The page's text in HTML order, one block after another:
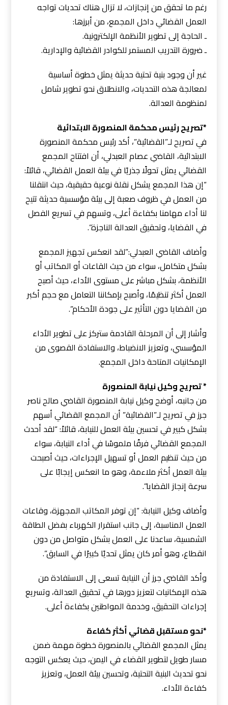
رغم ما تحقق من إنجازات، لا تزال هناك تحديات تواجه
العمل القضائي داخل المجمع، من أبرزها:
ـ الحاجة إلى تطوير الأنظمة الإلكترونية.
ـ ضرورة التدريب المستمر للكوادر القضائية والإدارية.
غير أن وجود بنية تحتية حديثة يمثل خطوة أساسية
لمعالجة هذه التحديات، والانطلاق نحو تطوير شامل
لمنظومة العدالة.
*تصريح رئيس محكمة المنصورة الابتدائية
في تصريح لـ”القضائية”، أكد رئيس محكمة المنصورة
الابتدائية، القاضي عصام العبدلي، أن افتتاح المجمع
القضائي يمثل تحولًا جذريًا في بيئة العمل القضائي، قائلاً:
“إن هذا المجمع يشكل نقلة نوعية حقيقية، حيث انتقلنا
من العمل في ظروف صعبة إلى بيئة مؤسسية حديثة تتيح
لنا أداء مهامنا بكفاءة أعلى، وتسهم في تسريع الفصل
في القضايا، وتحقيق العدالة الناجزة”.
وأضاف القاضي العبدلي:”لقد انعكس تجهيز المجمع
بشكل متكامل، سواء من حيث القاعات أو المكاتب أو
الأنظمة، بشكل مباشر على مستوى الأداء، حيث أصبح
العمل أكثر تنظيمًا، وأصبح بإمكاننا التعامل مع حجم أكبر
من القضايا دون التأثير على جودة الأحكام”.
وأشار إلى أن المرحلة القادمة ستركز على تطوير الأداء
المؤسسي، وتعزيز الانضباط، والاستفادة القصوى من
الإمكانيات المتاحة داخل المجمع.
* تصريح وكيل نيابة المنصورة
من جانبه، أوضح وكيل نيابة المنصورة القاضي صالح ناصر
جرز في تصريح لـ”القضائية” أن المجمع القضائي أسهم
بشكل كبير في تحسين بيئة العمل للنيابة، قائلاً: “لقد أحدث
المجمع القضائي فرقًا ملموسًا في أداء النيابة، سواء
من حيث تنظيم العمل أو تسهيل الإجراءات، حيث أصبحت
بيئة العمل أكثر ملاءمة، وهو ما انعكس إيجابًا على
سرعة إنجاز القضايا”.
وأضاف وكيل النيابة: “إن توفر المكاتب المجهزة، وقاعات
العمل المناسبة، إلى جانب استقرار الكهرباء بفضل الطاقة
الشمسية، ساعدنا على العمل بشكل متواصل من دون
انقطاع، وهو أمر كان يمثل تحديًا كبيرًا في السابق”.
وأكد القاضي جرز أن النيابة تسعى إلى الاستفادة من
هذه الإمكانيات لتعزيز دورها في تحقيق العدالة، وتسريع
إجراءات التحقيق، وخدمة المواطنين بكفاءة أعلى.
*نحو مستقبل قضائي أكثر كفاءة
يمثل المجمع القضائي بالمنصورة خطوة مهمة ضمن
مسار طويل لتطوير القضاء في اليمن، حيث يعكس التوجه
نحو تحديث البنية التحتية، وتحسين بيئة العمل، وتعزيز
كفاءة الأداء.